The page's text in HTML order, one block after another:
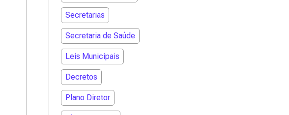
Secretarias
Secretaria de Saúde
Leis Municipais
Decretos
Plano Diretor